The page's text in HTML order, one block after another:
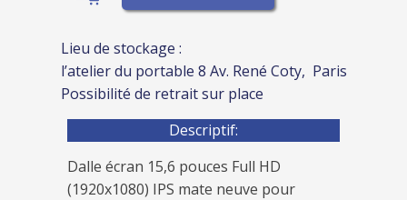
Lieu de stockage :
l’atelier du portable 8 Av. René Coty, Paris
Possibilité de retrait sur place
Descriptif:
Dalle écran 15,6 pouces Full HD
(1920x1080) IPS mate neuve pour